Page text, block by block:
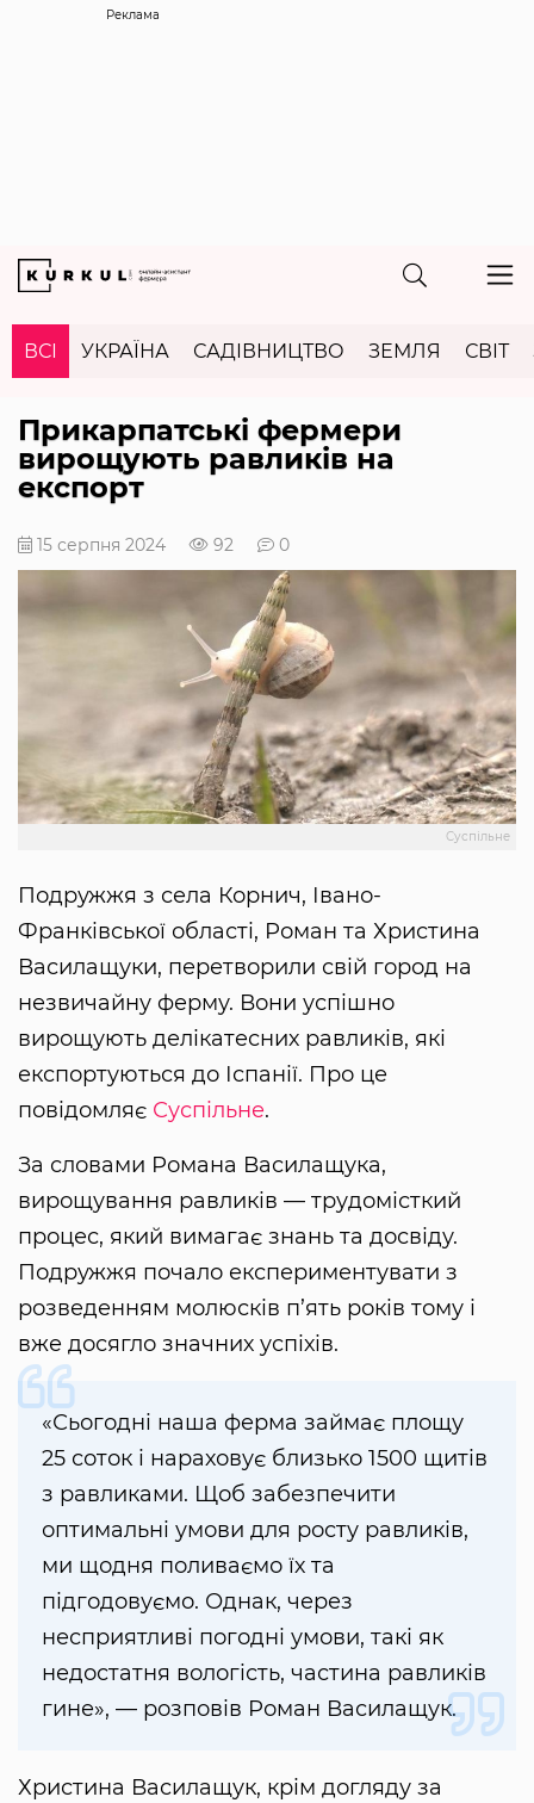
Реклама
ВСІ УКРАЇНА САДІВНИЦТВО ЗЕМЛЯ СВІТ
Прикарпатські фермери
вирощують равликів на
експорт
15 серпня 2024 92 0
Суспільне
Подружжя з села Корнич, Івано-
Франківської області, Роман та Христина
Василащуки, перетворили свій город на
незвичайну ферму. Вони успішно
вирощують делікатесних равликів, які
експортуються до Іспанії. Про це
повідомляє Суспільне.
За словами Романа Василащука,
вирощування равликів — трудомісткий
процес, який вимагає знань та досвіду.
Подружжя почало експериментувати з
розведенням молюсків п’ять років тому і
вже досягло значних успіхів.
«Сьогодні наша ферма займає площу
25 соток і нараховує близько 1500 щитів
з равликами. Щоб забезпечити
оптимальні умови для росту равликів,
ми щодня поливаємо їх та
підгодовуємо. Однак, через
несприятливі погодні умови, такі як
недостатня вологість, частина равликів
гине», — розповів Роман Василащук.
Христина Василащук, крім догляду за